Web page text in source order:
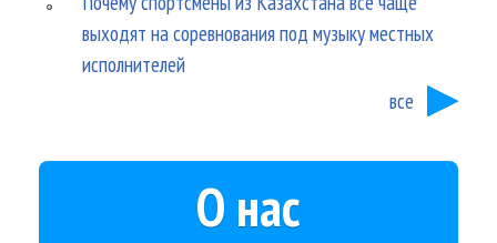
выходят на соревнования под музыку местных
исполнителей
все
О нас